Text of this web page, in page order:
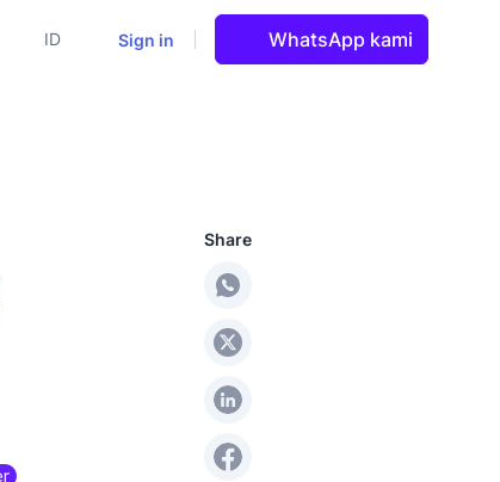
ID Sign in WhatsApp kami
Share